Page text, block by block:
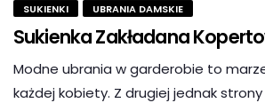
SUKIENKI UBRANIA DAMSKIE
Sukienka Zakładana
Modne ubrania w garderobie to
każdej kobiety. Z drugiej jednak